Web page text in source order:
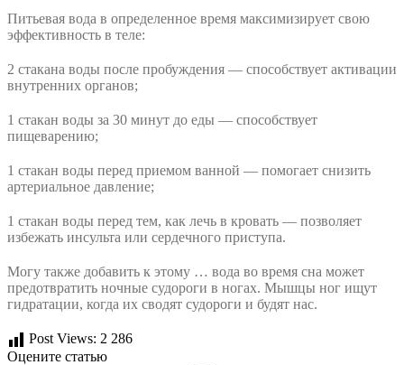
Питьевая вода в определенное время максимизирует свою
эффективность в теле:
2 стакана воды после пробуждения — способствует активации
внутренних органов;
1 стакан воды за 30 минут до еды — способствует
пищеварению;
1 стакан воды перед приемом ванной — помогает снизить
артериальное давление;
1 стакан воды перед тем, как лечь в кровать — позволяет
избежать инсульта или сердечного приступа.
Могу также добавить к этому … вода во время сна может
предотвратить ночные судороги в ногах. Мышцы ног ищут
гидратации, когда их сводят судороги и будят нас.
Post Views: 2 286
Оцените статью